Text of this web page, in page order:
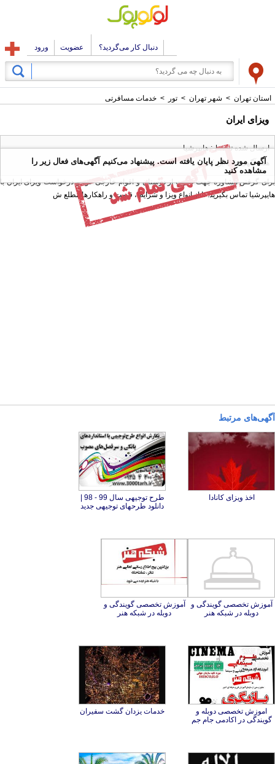
دنبال کار می‌گردید؟ عضویت ورود
استان تهران > شهر تهران > تور > خدمات مسافرتی
ویزای ایران
ارسال شده توسط : هایپرشیا
همه آگهی های این کاربر
برای گرفتن مشاوره جهت دعوت از دوستان و اقوام خارجی خود و درخواست ویزای ایران با
هایپرشیا تماس بگیرید. تا از انواع ویزا و شرایط، قیمت و راهکارها مطلع ش
آگهی مورد نظر پایان یافته است. پیشنهاد می‌کنیم آگهی‌های فعال زیر را
مشاهده کنید
آگهی‌های مرتبط
اخذ ویزای کانادا
طرح توجیهی سال 99 - 98 |
دانلود طرحهای توجیهی جدید
آموزش تخصصی گویندگی و
دوبله در شبکه هنر
آموزش تخصصی گویندگی و
دوبله در شبکه هنر
اموزش تخصصی دوبله و
گویندگی در اکادمی جام جم
خدمات یزدان گشت سفیران